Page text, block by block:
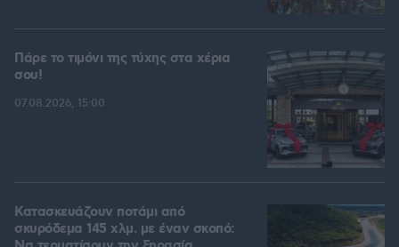
Πάρε το τιμόνι της τύχης στα χέρια
σου!
07.08.2026, 15:00
Κατασκευάζουν ποτάμι από
σκυρόδεμα 145 χλμ. με έναν σκοπό: